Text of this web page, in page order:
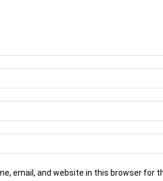
email, and website in this browser for